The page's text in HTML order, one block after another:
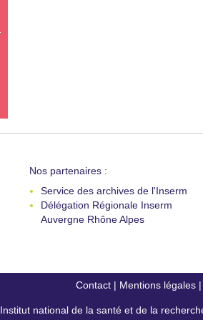
Nos partenaires :
Service des archives de l'Inserm
Délégation Régionale Inserm
Auvergne Rhône Alpes
Contact| Mentions légales|
Institut national de la santé et de la